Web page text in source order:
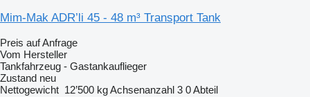
Mim-Mak ADR’li 45 - 48 m³ Transport Tank
Preis auf Anfrage
Vom Hersteller
Tankfahrzeug - Gastankauflieger
Zustand neu
Nettogewicht 12’500 kgAchsenanzahl 3 0 Abteil